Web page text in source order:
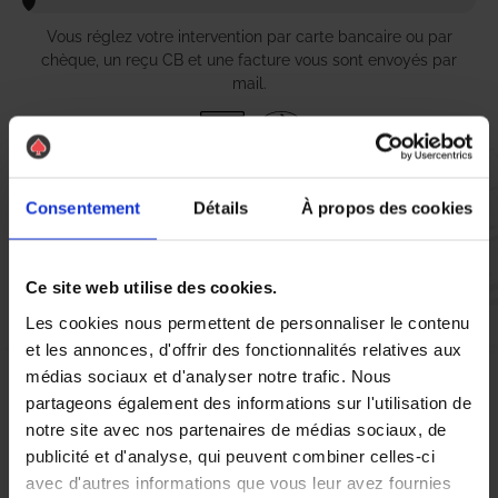
Consentement Détails À propos des cookies
Ce site web utilise des cookies.
Les cookies nous permettent de personnaliser le contenu
et les annonces, d'offrir des fonctionnalités relatives aux
médias sociaux et d'analyser notre trafic. Nous
partageons également des informations sur l'utilisation de
notre site avec nos partenaires de médias sociaux, de
publicité et d'analyse, qui peuvent combiner celles-ci
avec d'autres informations que vous leur avez fournies
Vous réglez votre intervention par carte bancaire ou par
chèque, un reçu CB et une facture vous sont envoyés par
mail.
Etape 5 :
avec l’équipe AS DE PIC.
Nous avons pensé à tout
À Bourgueil, la lutte contre les nuisibles, notamment les